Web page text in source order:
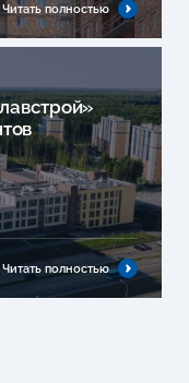
Читать полностью
Читать полностью